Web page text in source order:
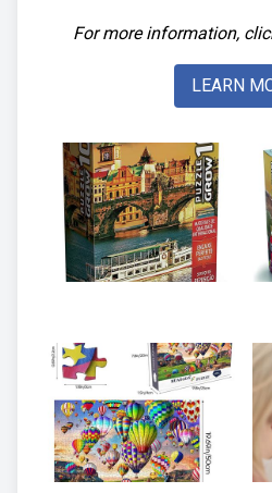
For more information,
LEARN